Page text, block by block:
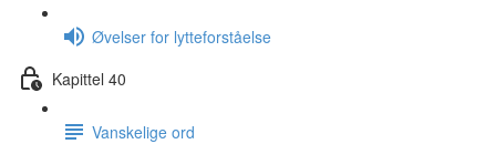
Øvelser for lytteforståelse
Kapittel 40
Vanskelige ord